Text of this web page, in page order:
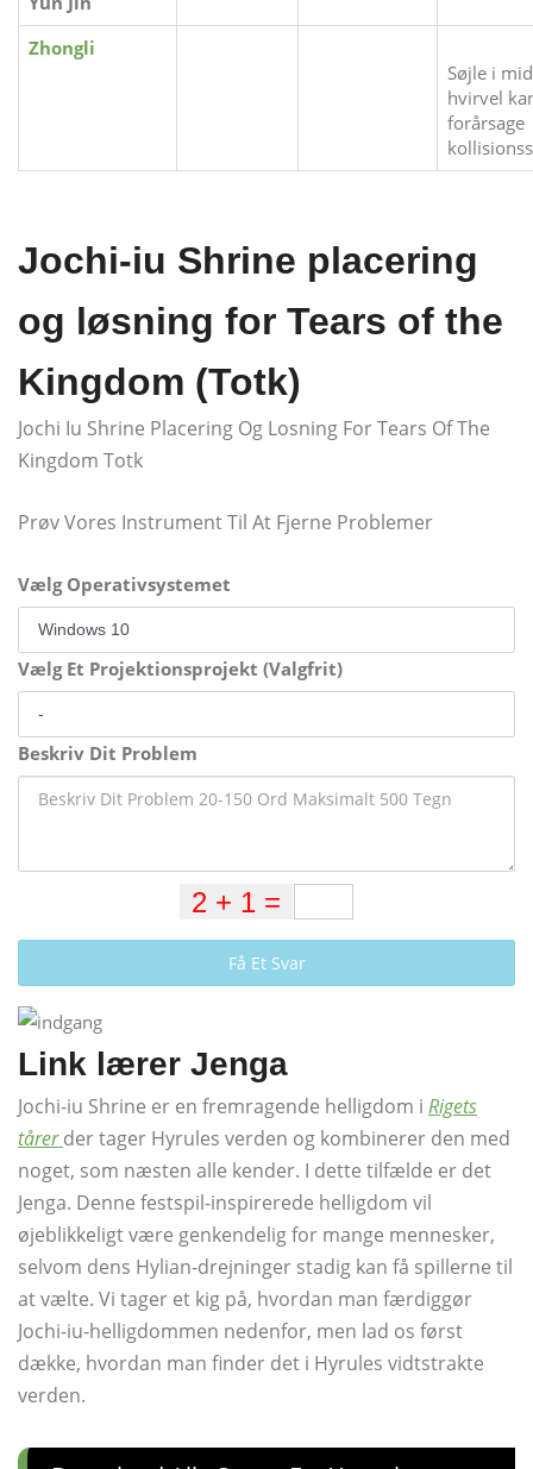
Zhongli
Søjle i
​​hvirvel
forårsage
Jochi-iu Shrine placering
og løsning for Tears of the
Kingdom (Totk)
Jochi Iu Shrine Placering Og Losning For Tears Of The
Kingdom Totk
Prøv Vores Instrument Til At Fjerne Problemer
Vælg Operativsystemet
Vælg Et Projektionsprojekt (Valgfrit)
Beskriv Dit Problem
Få Et Svar
Link lærer Jenga
Jochi-iu Shrine er en fremragende helligdom i Rigets
tårer der tager Hyrules verden og kombinerer den med
noget, som næsten alle kender. I dette tilfælde er det
Jenga. Denne festspil-inspirerede helligdom vil
øjeblikkeligt være genkendelig for mange mennesker,
selvom dens Hylian-drejninger stadig kan få spillerne til
at vælte. Vi tager et kig på, hvordan man færdiggør
Jochi-iu-helligdommen nedenfor, men lad os først
dække, hvordan man finder det i Hyrules vidtstrakte
verden.